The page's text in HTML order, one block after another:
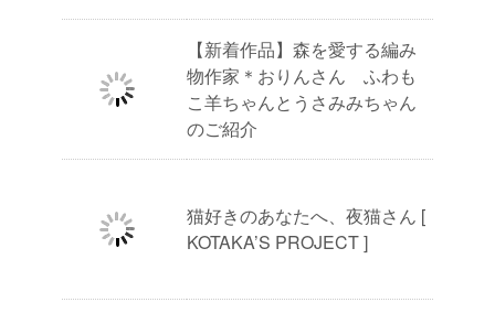
【新着作品】森を愛する編み
物作家＊おりんさん ふわも
こ羊ちゃんとうさみみちゃん
のご紹介
猫好きのあなたへ、夜猫さん [
KOTAKA’S PROJECT ]